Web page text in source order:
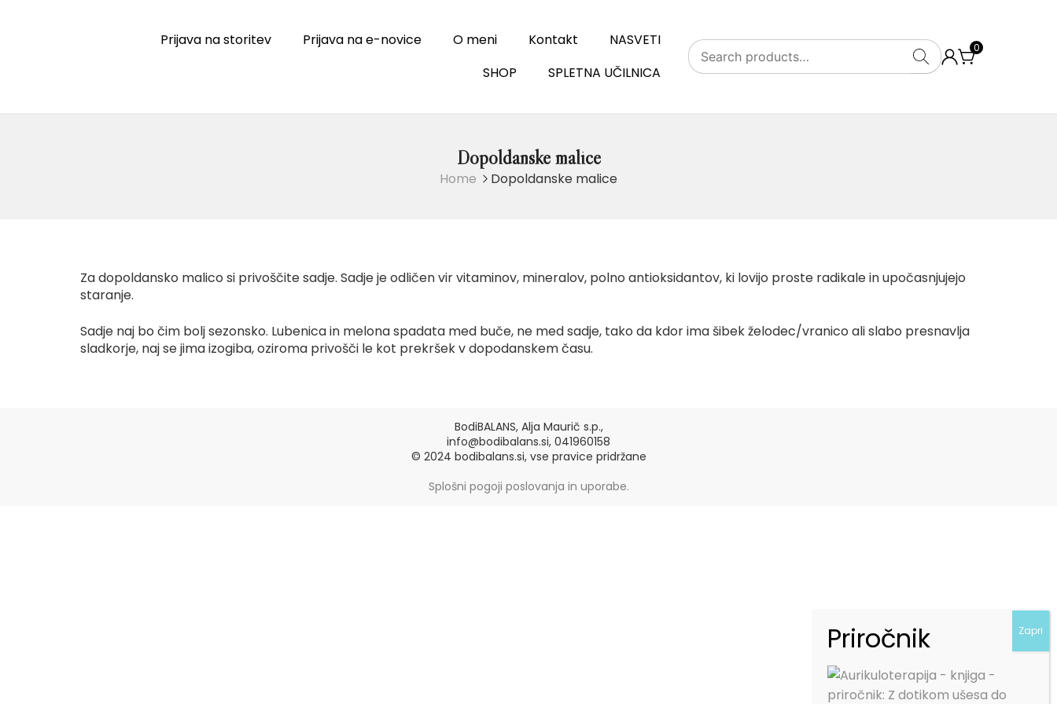
Prijava na storitev Prijava na e-novice O meni Kontakt
NASVETI
SHOP
SPLETNA UČILNICA
SEARCH
0
Dopoldanske malice
Home Dopoldanske malice
Za dopoldansko malico si privoščite sadje. Sadje je odličen vir vitaminov, mineralov, polno antioksidantov, ki lovijo proste radikale in upočasnjujejo
staranje.
Sadje naj bo čim bolj sezonsko. Lubenica in melona spadata med buče, ne med sadje, tako da kdor ima šibek želodec/vranico ali slabo presnavlja
sladkorje, naj se jima izogiba, oziroma privošči le kot prekršek v dopodanskem času.
BodiBALANS, Alja Maurič s.p.,
info@bodibalans.si, 041960158
© 2024 bodibalans.si, vse pravice pridržane
Splošni pogoji poslovanja in uporabe.